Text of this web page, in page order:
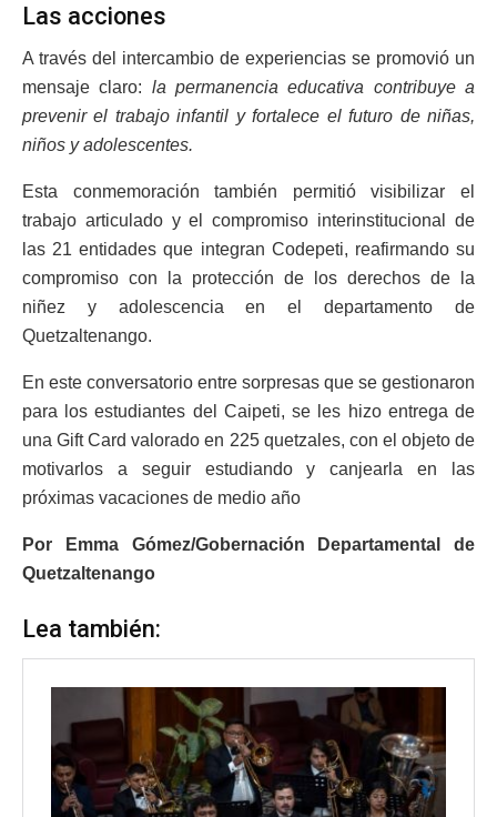
Las acciones
A través del intercambio de experiencias se promovió un
mensaje claro: la permanencia educativa contribuye a
prevenir el trabajo infantil y fortalece el futuro de niñas,
niños y adolescentes.
Esta conmemoración también permitió visibilizar el
trabajo articulado y el compromiso interinstitucional de
las 21 entidades que integran Codepeti, reafirmando su
compromiso con la protección de los derechos de la
niñez y adolescencia en el departamento de
Quetzaltenango.
En este conversatorio entre sorpresas que se gestionaron
para los estudiantes del Caipeti, se les hizo entrega de
una Gift Card valorado en 225 quetzales, con el objeto de
motivarlos a seguir estudiando y canjearla en las
próximas vacaciones de medio año
Por Emma Gómez/Gobernación Departamental de
Quetzaltenango
Lea también: